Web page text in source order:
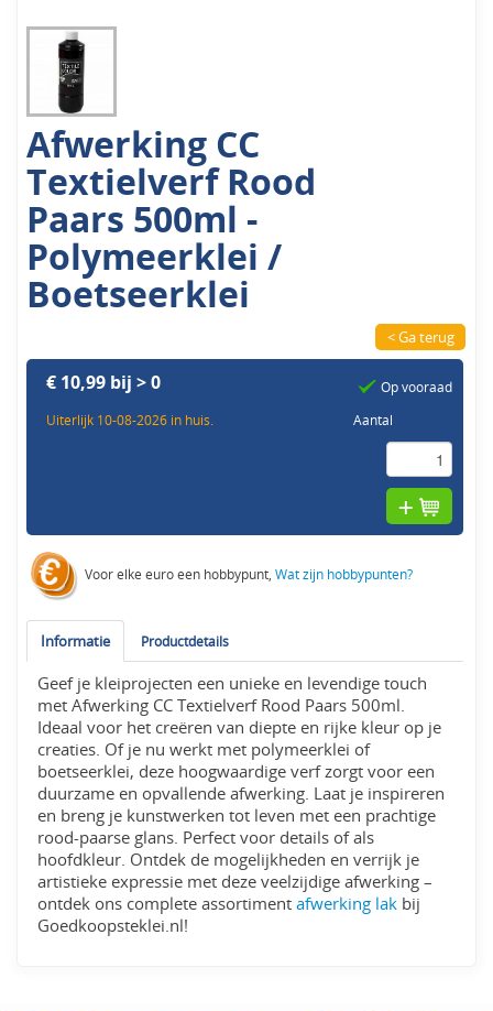
Afwerking CC
Textielverf Rood
Paars 500ml -
Polymeerklei /
Boetseerklei
< Ga terug
€ 10,99 bij > 0
Uiterlijk 10-08-2026 in huis.
Op vooraad
Aantal
Voor elke euro een hobbypunt,Wat zijn hobbypunten?
Informatie Productdetails
Geef je kleiprojecten een unieke en levendige touch
met Afwerking CC Textielverf Rood Paars 500ml.
Ideaal voor het creëren van diepte en rijke kleur op je
creaties. Of je nu werkt met polymeerklei of
boetseerklei, deze hoogwaardige verf zorgt voor een
duurzame en opvallende afwerking. Laat je inspireren
en breng je kunstwerken tot leven met een prachtige
rood-paarse glans. Perfect voor details of als
hoofdkleur. Ontdek de mogelijkheden en verrijk je
artistieke expressie met deze veelzijdige afwerking –
ontdek ons complete assortimentafwerking lak bij
Goedkoopsteklei.nl!